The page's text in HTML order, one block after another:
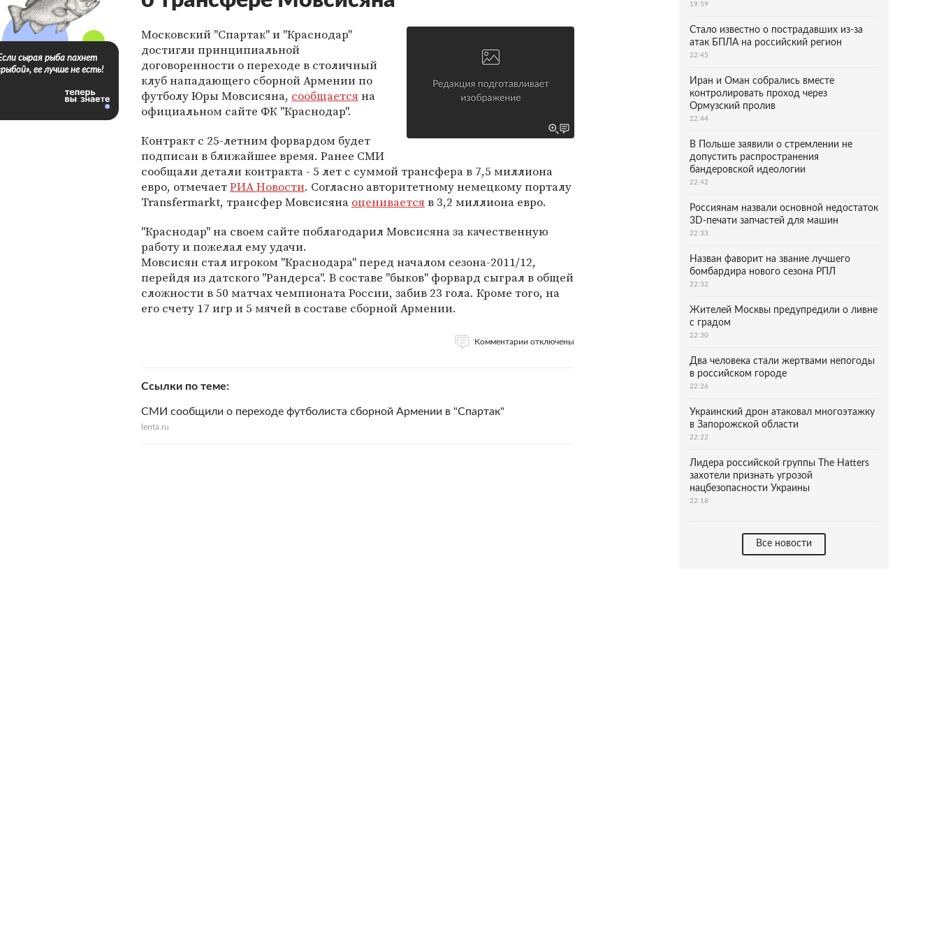
Московский "Спартак" и "Краснодар"
достигли принципиальной
договоренности о переходе в столичный
клуб нападающего сборной Армении по
футболу Юры Мовсисяна, сообщаетсяна
официальном сайте ФК "Краснодар".
Контракт с 25-летним форвардом будет
подписан в ближайшее время. Ранее СМИ
сообщали детали контракта - 5 лет с суммой трансфера в 7,5 миллиона
евро, отмечаетРИА Новости. Согласно авторитетному немецкому порталу
Transfermarkt, трансфер Мовсисяна оцениваетсяв 3,2 миллиона евро.
"Краснодар" на своем сайте поблагодарил Мовсисяна за качественную
работу и пожелал ему удачи.
Мовсисян стал игроком "Краснодара" перед началом сезона-2011/12,
перейдя из датского "Рандерса". В составе "быков" форвард сыграл в общей
сложности в 50 матчах чемпионата России, забив 23 гола. Кроме того, на
его счету 17 игр и 5 мячей в составе сборной Армении.
Комментарии отключены
Ссылки по теме
СМИ сообщили о переходе футболиста сборной Армении в "Спартак"
lenta.ru
сырая рыба пахнет
ее лучше не есть!
19:59
Стало известно о пострадавших из-за
атак БПЛА на российский регион
22:45
Иран и Оман собрались вместе
контролировать проход через
Ормузский пролив
22:44
В Польше заявили о стремлении не
допустить распространения
бандеровской идеологии
22:42
Россиянам назвали основной недостаток
3D-печати запчастей для машин
22:33
Назван фаворит на звание лучшего
бомбардира нового сезона РПЛ
22:32
Жителей Москвы предупредили о ливне
с градом
22:30
Два человека стали жертвами непогоды
в российском городе
22:26
Украинский дрон атаковал многоэтажку
в Запорожской области
22:22
Лидера российской группы The Hatters
захотели признать угрозой
нацбезопасности Украины
22:18
Все новости